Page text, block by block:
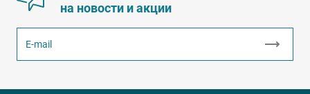
на новости и акции